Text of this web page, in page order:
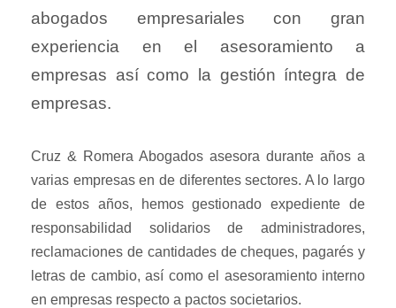
abogados empresariales con gran
experiencia en el asesoramiento a
empresas así como la gestión íntegra de
empresas.
Cruz & Romera Abogados asesora durante años a
varias empresas en de diferentes sectores. A lo largo
de estos años, hemos gestionado expediente de
responsabilidad solidarios de administradores,
reclamaciones de cantidades de cheques, pagarés y
letras de cambio, así como el asesoramiento interno
en empresas respecto a pactos societarios.